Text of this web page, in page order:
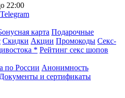
22:00
карта Подарочные
Скидки Акции Промокоды Секс-
* Рейтинг секс шопов
по России Анонимность
Документы и сертификаты